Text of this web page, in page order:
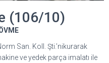
(106/10)
San. Koll. Şti.’nikurarak
ve yedek parça imalatı ile